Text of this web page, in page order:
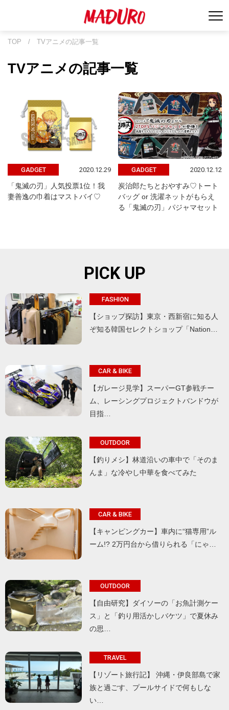
TOP / TVアニメの記事一覧
TVアニメの記事一覧
GADGET 2020.12.29
「鬼滅の刃」人気投票1位！我
妻善逸の巾着はマストバイ♡
GADGET 2020.12.12
炭治郎たちとおやすみ♡トート
バッグ or 洗濯ネットがもらえ
る「鬼滅の刃」パジャマセット
PICK UP
FASHION
【ショップ探訪】東京・西新宿に知る人
ぞ知る韓国セレクトショップ「Nation…
CAR & BIKE
【ガレージ見学】スーパーGT参戦チー
ム、レーシングプロジェクトバンドウが
目指…
OUTDOOR
【釣りメシ】林道沿いの車中で「そのま
んま」な冷やし中華を食べてみた
CAR & BIKE
【キャンピングカー】車内に“猫専用”ル
ーム!? 2万円台から借りられる「にゃ…
OUTDOOR
【自由研究】ダイソーの「お魚計測ケー
ス」と「釣り用活かしバケツ」で夏休み
の思…
TRAVEL
【リゾート旅行記】 沖縄・伊良部島で家
族と過ごす、プールサイドで何もしな
い…